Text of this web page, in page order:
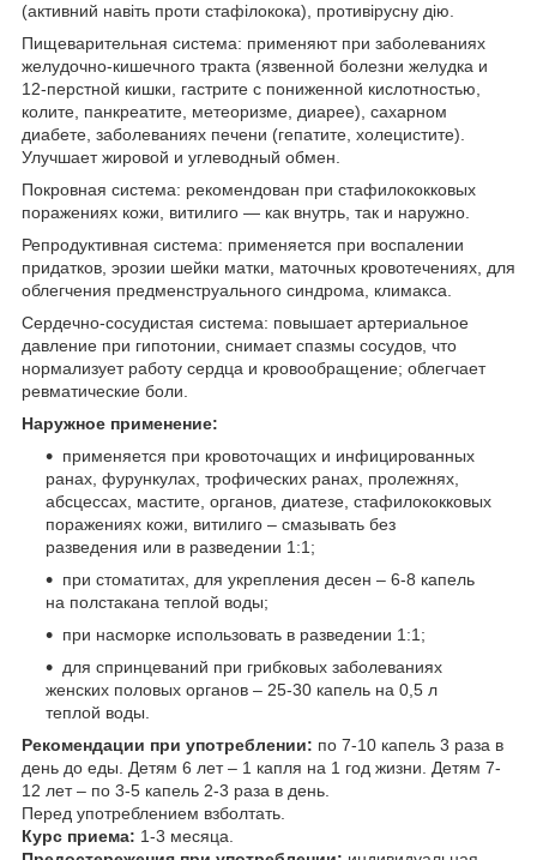
(активний навіть проти стафілокока), противірусну дію.
Пищеварительная система: применяют при заболеваниях
желудочно-кишечного тракта (язвенной болезни желудка и
12-перстной кишки, гастрите с пониженной кислотностью,
колите, панкреатите, метеоризме, диарее), сахарном
диабете, заболеваниях печени (гепатите, холецистите).
Улучшает жировой и углеводный обмен.
Покровная система: рекомендован при стафилококковых
поражениях кожи, витилиго — как внутрь, так и наружно.
Репродуктивная система: применяется при воспалении
придатков, эрозии шейки матки, маточных кровотечениях, для
облегчения предменструального синдрома, климакса.
Сердечно-сосудистая система: повышает артериальное
давление при гипотонии, снимает спазмы сосудов, что
нормализует работу сердца и кровообращение; облегчает
ревматические боли.
Наружное применение:
применяется при кровоточащих и инфицированных
ранах, фурункулах, трофических ранах, пролежнях,
абсцессах, мастите, органов, диатезе, стафилококковых
поражениях кожи, витилиго – смазывать без
разведения или в разведении 1:1;
при стоматитах, для укрепления десен – 6-8 капель
на полстакана теплой воды;
при насморке использовать в разведении 1:1;
для спринцеваний при грибковых заболеваниях
женских половых органов – 25-30 капель на 0,5 л
теплой воды.
Рекомендации при употреблении: по 7-10 капель 3 раза в
день до еды. Детям 6 лет – 1 капля на 1 год жизни. Детям 7-
12 лет – по 3-5 капель 2-3 раза в день.
Перед употреблением взболтать.
Курс приема: 1-3 месяца.